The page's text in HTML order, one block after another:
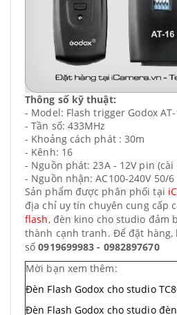
Thông số kỹ thuật:
- Model: Flash trigger Godox
- Tần số: 433MHz
- Khoảng cách phát : 30m
- Kênh: 16
- Nguồn phát: 23A - 12V pin (cài
- Nguồn nhận: AC100-240V 50/6
Sản phẩm được phân phối tại
địa chỉ uy tín chuyên cung cấp
flash, đèn kino cho studio đảm
thành cạnh tranh. Để đặt hàng,
số0919699983 - 0982897670
Mời bạn xem thêm:
Đèn Flash Godox cho studio
Đèn Flash Godox cho studio